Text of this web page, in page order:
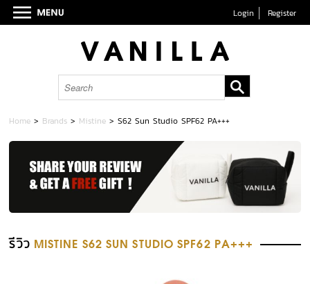
Login Register
Home > Brands > Mistine >S62 Sun Studio SPF62 PA+++
รีวิว MISTINE S62 SUN STUDIO SPF62 PA+++